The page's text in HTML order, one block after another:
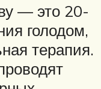
— это 20-
голодом,
терапия.